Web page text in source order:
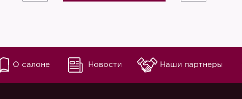
О салоне Новости Наши партнеры